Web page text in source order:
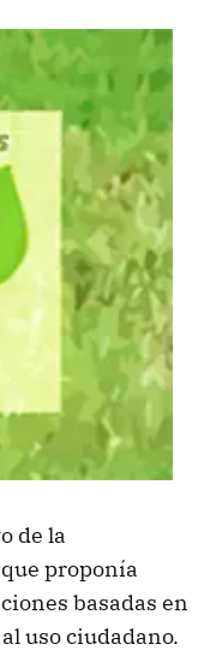
de la
proponía
basadas en
uso ciudadano.